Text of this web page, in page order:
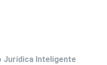
Jurídica Inteligente